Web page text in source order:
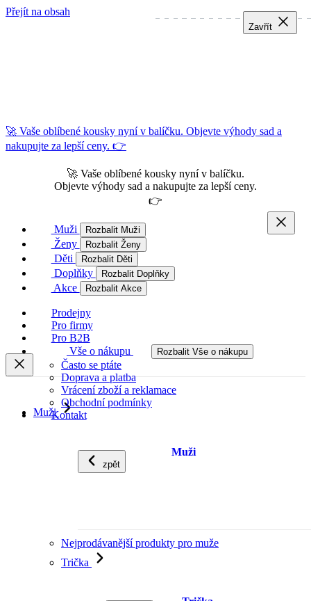
Přejít na obsah
🚀 Vaše oblíbené kousky nyní v balíčku. Objevte výhody sad a
nakupujte za lepší ceny. 👉
🚀 Vaše oblíbené kousky nyní v balíčku.
Objevte výhody sad a nakupujte za lepší ceny.
👉
Muži Rozbalit Muži
Ženy Rozbalit Ženy
Děti Rozbalit Děti
Doplňky Rozbalit Doplňky
Akce Rozbalit Akce
Prodejny
Pro firmy
Pro B2B
Vše o nákupu
Rozbalit Vše o nákupu
Často se ptáte
Doprava a platba
Vrácení zboží a reklamace
Obchodní podmínky
Kontakt
Muži
zpět
Muži
Nejprodávanější produkty pro muže
Trička
Zavřít
Zavřít
Zavřít